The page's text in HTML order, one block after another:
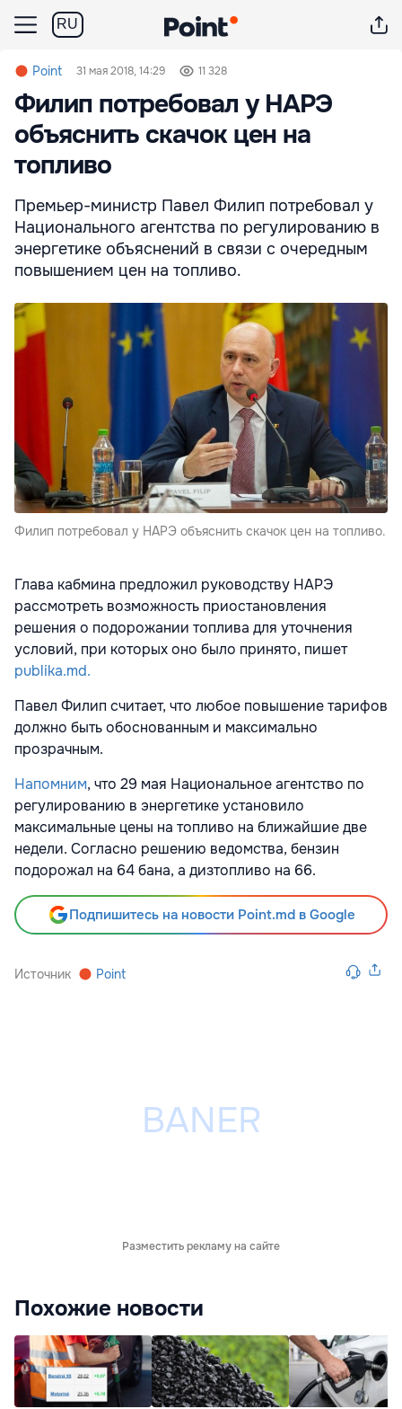
RU
Point 31 мая 2018, 14:29 11 328
Филип потребовал у НАРЭ
объяснить скачок цен на
топливо
Премьер-министр Павел Филип потребовал у
Национального агентства по регулированию в
энергетике объяснений в связи с очередным
повышением цен на топливо.
Филип потребовал у НАРЭ объяснить скачок цен на топливо.
Глава кабмина предложил руководству НАРЭ
рассмотреть возможность приостановления
решения о подорожании топлива для уточнения
условий, при которых оно было принято, пишет
publika.md.
Павел Филип считает, что любое повышение тарифов
должно быть обоснованным и максимально
прозрачным.
Напомним, что 29 мая Национальное агентство по
регулированию в энергетике установило
максимальные цены на топливо на ближайшие две
недели. Согласно решению ведомства, бензин
подорожал на 64 бана, а дизтопливо на 66.
Подпишитесь на новости Point.md в Google
Источник Point
Разместить рекламу на сайте
Похожие новости